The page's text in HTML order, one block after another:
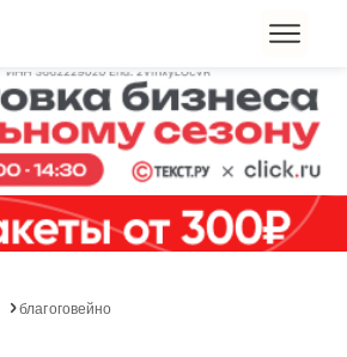
благоговейно